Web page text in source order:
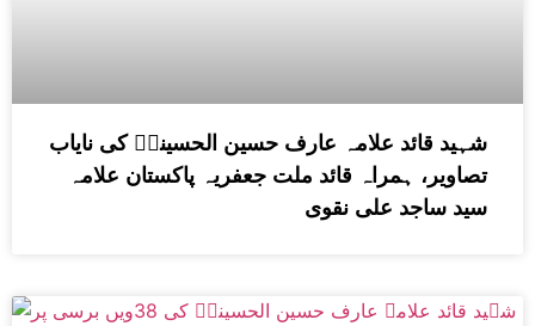
شہید قائد علامہ عارف حسین الحسینیؒ کی نایاب
تصاویر، ہمراہ قائد ملت جعفریہ پاکستان علامہ
سید ساجد علی نقوی